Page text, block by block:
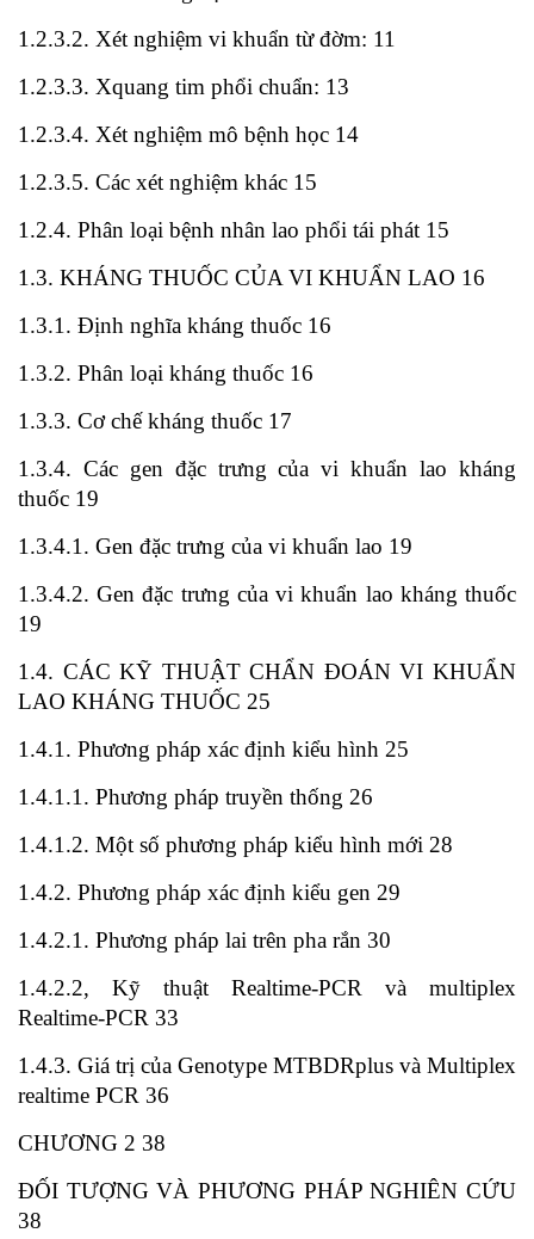
1.2.3.2. Xét nghiệm vi khuẩn từ đờm: 11
1.2.3.3. Xquang tim phổi chuẩn: 13
1.2.3.4. Xét nghiệm mô bệnh học 14
1.2.3.5. Các xét nghiệm khác 15
1.2.4. Phân loại bệnh nhân lao phổi tái phát 15
1.3. KHÁNG THUỐC CỦA VI KHUẨN LAO 16
1.3.1. Định nghĩa kháng thuốc 16
1.3.2. Phân loại kháng thuốc 16
1.3.3. Cơ chế kháng thuốc 17
1.3.4. Các gen đặc trưng của vi khuẩn lao kháng
thuốc 19
1.3.4.1. Gen đặc trưng của vi khuẩn lao 19
1.3.4.2. Gen đặc trưng của vi khuẩn lao kháng thuốc
19
1.4. CÁC KỸ THUẬT CHẨN ĐOÁN VI KHUẨN
LAO KHÁNG THUỐC 25
1.4.1. Phương pháp xác định kiểu hình 25
1.4.1.1. Phương pháp truyền thống 26
1.4.1.2. Một số phương pháp kiểu hình mới 28
1.4.2. Phương pháp xác định kiểu gen 29
1.4.2.1. Phương pháp lai trên pha rắn 30
1.4.2.2, Kỹ thuật Realtime-PCR và multiplex
Realtime-PCR 33
1.4.3. Giá trị của Genotype MTBDRplus và Multiplex
realtime PCR 36
CHƯƠNG 2 38
ĐỐI TƯỢNG VÀ PHƯƠNG PHÁP NGHIÊN CỨU
38